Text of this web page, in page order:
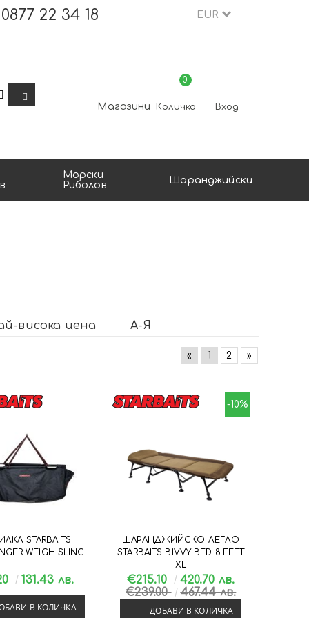
0877 22 34 18 EUR
Магазини Количка
0
Вход
Морски
Риболов
Шаранджийски
висока цена А-Я
« 1 2 »
STARBAITS
WEIGH SLING
131.43 лв.
В КОЛИЧКА
-10%
ШАРАНДЖИЙСКО ЛЕГЛО
STARBAITS BIVVY BED 8 FEET
XL
€215.10
420.70 лв.
€239.00
467.44 лв.
ДОБАВИ В КОЛИЧКА